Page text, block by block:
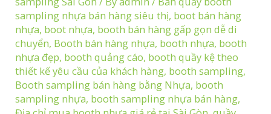
sampling nhựa bán hàng siêu thị, boot bán hàng
nhựa, boot nhựa, booth bán hàng gấp gọn dễ di
chuyển, Booth bán hàng nhựa, booth nhựa, booth
nhựa đẹp, booth quảng cáo, booth quầy kệ theo
thiết kế yêu cầu của khách hàng, booth sampling,
Booth sampling bán hàng bằng Nhựa, booth
sampling nhựa, booth sampling nhựa bán hàng,